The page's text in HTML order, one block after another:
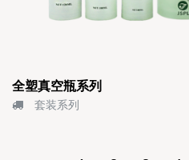
全塑真空瓶系列
套装系列